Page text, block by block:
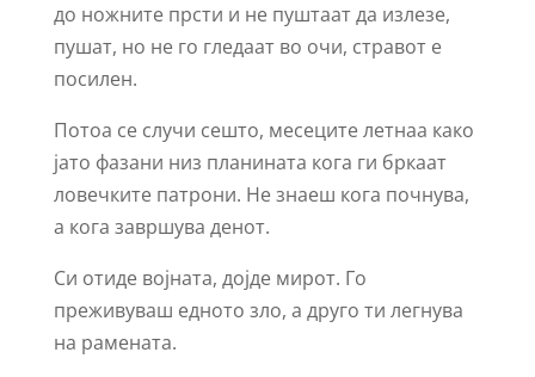
до ножните прсти и не пуштаат да излезе,
пушат, но не го гледаат во очи, стравот е
посилен.
Потоа се случи сешто, месеците летнаа како
јато фазани низ планината кога ги бркаат
ловечките патрони. Не знаеш кога почнува,
а кога завршува денот.
Си отиде војната, дојде мирот. Го
преживуваш едното зло, а друго ти легнува
на рамената.